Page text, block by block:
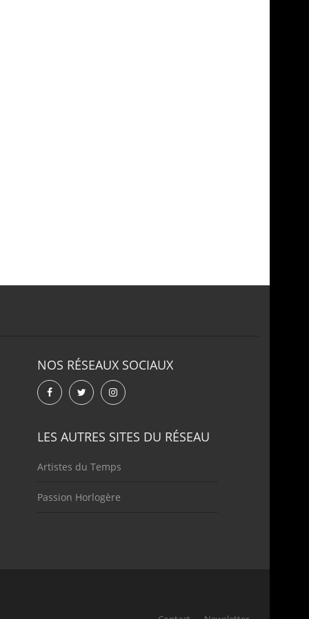
NOS RÉSEAUX SOCIAUX
LES AUTRES SITES DU RÉSEAU
Artistes du Temps
Passion Horlogère